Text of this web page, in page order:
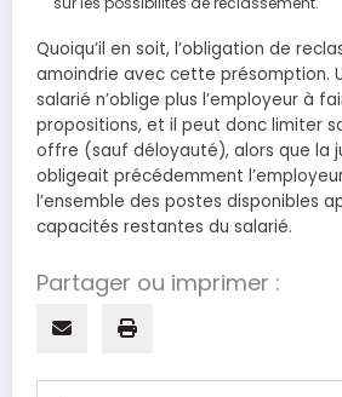
Quoiqu’il en soit, l’obligation de
amoindrie avec cette présomption.
salarié n’oblige plus l’employeur à
propositions, et il peut donc limiter
offre (sauf déloyauté), alors que la
obligeait précédemment
l’ensemble des postes disponibles
capacités restantes du salarié.
Partager ou imprimer :